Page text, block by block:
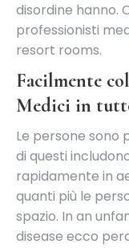
disordine hanno.
professionisti
resort rooms.
Facilmente
Medici in
Le persone sono
di questi
rapidamente in
quanti più le
spazio. In an
disease ecco